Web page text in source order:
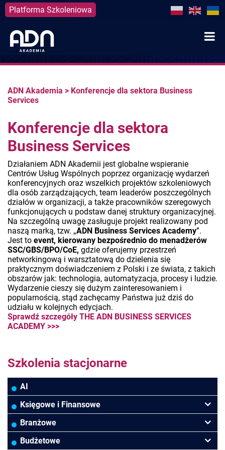
Platforma Szkoleniowa
content
ADN Akademia > Konferencje dla sektora Business
Services
Konferencje dla sektora
Business Services
Działaniem ADN Akademii jest globalne wspieranie
Centrów Usług Wspólnych poprzez organizację wydarzeń
konferencyjnych oraz wszelkich projektów szkoleniowych
dla osób zarządzających, team leaderów poszczególnych
działów w organizacji, a także pracowników szeregowych
funkcjonujących u podstaw danej struktury organizacyjnej.
Na szczególną uwagę zasługuje projekt realizowany pod
naszą marką, tzw. „ADN Business Services Academy”.
Jest to event, kierowany bezpośrednio do menadżerów
SSC/GBS/BPO/CoE, gdzie oferujemy przestrzeń
networkingową i warsztatową do dzielenia się
praktycznym doświadczeniem z Polski i ze świata, z takich
obszarów jak: technologia, automatyzacja, procesy i ludzie.
Wydarzenie cieszy się dużym zainteresowaniem i
popularnością, stąd zachęcamy Państwa już dziś do
udziału w kolejnych edycjach.
Sprawdź szczegóły THE ADN BUSINESS SERVICES
ACADEMY >>>
Szkolenia stacjonarne
AI
Księgowe i Finansowe
Podatki VAT/CIT/PIT
Rachunkowość
Branżowe
Banki
Budżetowe